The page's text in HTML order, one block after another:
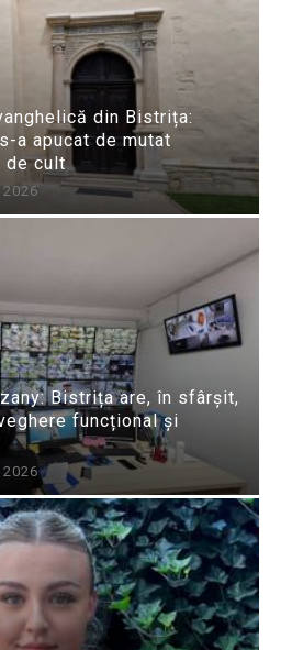
din Bistrița:
a apucat de mutat
de cult
Bistrița are, în sfârșit,
funcțional și